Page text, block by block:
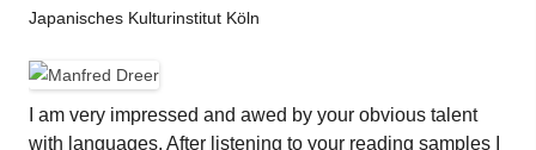
Japanisches Kulturinstitut Köln
I am very impressed and awed by your obvious talent
with languages. After listening to your reading samples I